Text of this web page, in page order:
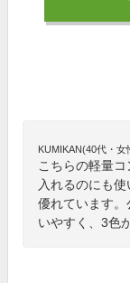
KUMIKAN(40代・女
こちらの軽量
入れるのにも
優れています
いやすく、3色